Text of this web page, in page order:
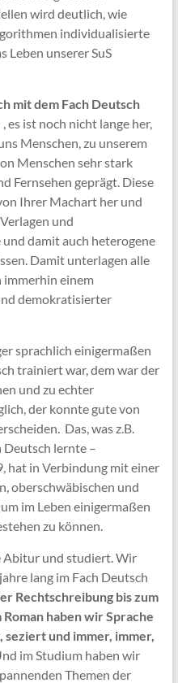
wird deutlich, wie
individualisierte
Leben unserer SuS
mit dem Fach Deutsch
es ist noch nicht lange her,
Menschen, zu unserem
Menschen sehr stark
Fernsehen geprägt. Diese
Ihrer Machart her und
und
damit auch heterogene
Damit unterlagen alle
einem
demokratisierter
sprachlich einigermaßen
trainiert war, dem war der
und zu echter
der konnte gute von
Das, was z.B.
lernte –
hat in Verbindung mit einer
oberschwäbischen und
im Leben einigermaßen
zu können.
Abitur und studiert. Wir
lang im Fach Deutsch
Rechtschreibung bis zum
haben wir Sprache
und immer, immer,
im Studium haben wir
Themen der